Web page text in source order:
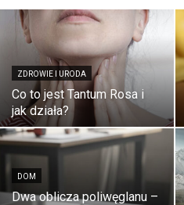
ZDROWIE I URODA
Co to jest Tantum Rosa i
jak działa?
DOM
Dwa oblicza poliwęglanu –